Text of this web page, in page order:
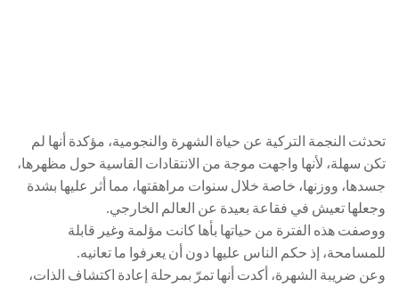
تحدثت النجمة التركية عن حياة الشهرة والنجومية، مؤكدة أنها لم
تكن سهلة، لأنها واجهت موجة من الانتقادات القاسية حول مظهرها،
جسدها، ووزنها، خاصة خلال سنوات مراهقتها، مما أثر عليها بشدة
وجعلها تعيش في فقاعة بعيدة عن العالم الخارجي.
ووصفت هذه الفترة من حياتها بأها كانت مؤلمة وغير قابلة
للمسامحة، إذ حكم الناس عليها دون أن يعرفوا ما تعانيه.
وعن ضريبة الشهرة، أكدت أنها تمرّ بمرحلة إعادة اكتشاف الذات،